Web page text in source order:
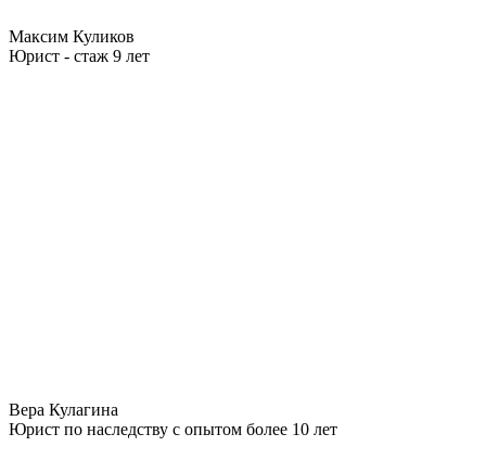
Максим Куликов
Юрист - стаж 9 лет
Вера Кулагина
Юрист по наследству с опытом более 10 лет